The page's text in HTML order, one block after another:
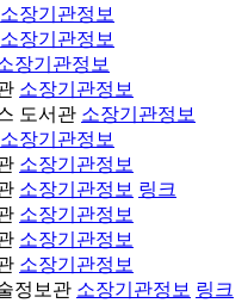
소장기관정보
소장기관정보
장기관정보
소장기관정보
도서관 소장기관정보
소장기관정보
소장기관정보
소장기관정보 링크
소장기관정보
소장기관정보
소장기관정보
정보관 소장기관정보 링크